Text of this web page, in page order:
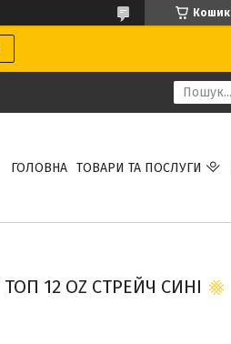
Кошик
ГОЛОВНА ТОВАРИ ТА ПОСЛУГИ
12 OZ СТРЕЙЧ СИНІ